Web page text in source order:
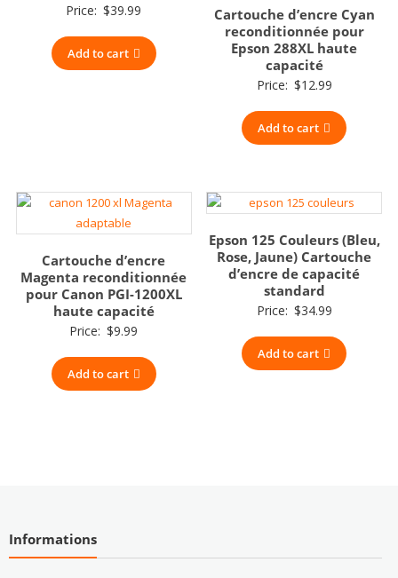
Price: $39.99
Add to cart
Cartouche d’encre Cyan
reconditionnée pour
Epson 288XL haute
capacité
Price: $12.99
Add to cart
Cartouche d’encre
Magenta reconditionnée
pour Canon PGI-1200XL
haute capacité
Price: $9.99
Add to cart
Epson 125 Couleurs (Bleu,
Rose, Jaune) Cartouche
d’encre de capacité
standard
Price: $34.99
Add to cart
Informations